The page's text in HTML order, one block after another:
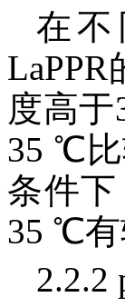
在不
度高
35 ℃比
条件
35 ℃有
2.2.2